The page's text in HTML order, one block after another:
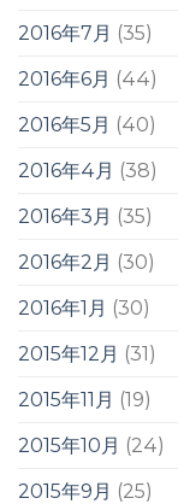
2016年7月 (35)
2016年6月 (44)
2016年5月 (40)
2016年4月 (38)
2016年3月 (35)
2016年2月 (30)
2016年1月 (30)
2015年12月 (31)
2015年11月 (19)
2015年10月 (24)
2015年9月 (25)